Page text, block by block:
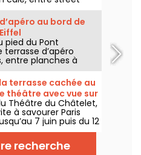
et soirées d’été sur la
au bord de
pied du Pont
terrasse d’apéro
entre planches à
sur la Seine et
la Tour Eiffel.
terrasse cachée au
théâtre avec vue sur
Théâtre du Châtelet,
à savourer Paris
7 juin puis du 12
2026, entre terrasse
cuisine toute la
bout de la nuit.
recherche